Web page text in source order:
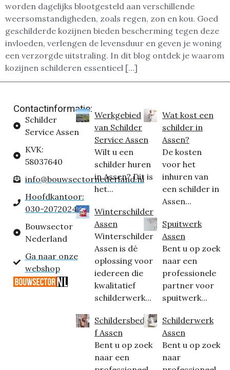
worden dagelijks blootgesteld aan verschillende
weersomstandigheden, zoals regen, zon en kou. Goed
geschilderde kozijnen bieden bescherming tegen deze
invloeden, verlengen de levensduur en geven je woning
een verzorgde uitstraling. In dit blog ontdek je waarom
kozijnen schilderen essentieel […]
Contactinformatie:
Schilder
Service Assen
KVK:
58037640
info@bouwsectornederland.nl
Hoofdkantoor:
030-2072024
Bouwsector
Nederland
Ga naar onze
webshop
Werkgebied
van Schilder
Service Assen
Wilt u een
schilder huren
in Assen? Dit is
het...
Winterschilder
Assen
Winterschilder
Assen is dé
oplossing voor
iedereen die
kwalitatief
schilderwerk...
Schildersbedrij
f Assen
Bent u op zoek
naar een
Wat kost een
schilder in
Assen?
De kosten
voor het
inhuren van
een schilder in
Assen...
Spuitwerk
Assen
Bent u op zoek
naar een
professionele
partner voor
spuitwerk...
Schilderwerk
Assen
Bent u op zoek
naar